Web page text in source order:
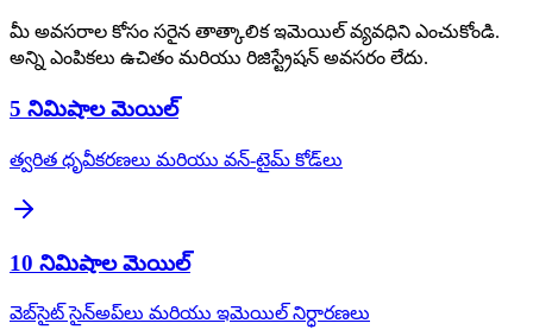
మీ అవసరాల కోసం సరైన తాత్కాలిక ఇమెయిల్ వ్యవధిని ఎంచుకోండి.
అన్ని ఎంపికలు ఉచితం మరియు రిజిస్ట్రేషన్ అవసరం లేదు.
5 నిమిషాల మెయిల్
త్వరిత ధృవీకరణలు మరియు వన్-టైమ్ కోడ్‌లు
10 నిమిషాల మెయిల్
వెబ్‌సైట్ సైన్అప్‌లు మరియు ఇమెయిల్ నిర్ధారణలు